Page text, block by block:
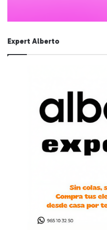
Expert Alberto